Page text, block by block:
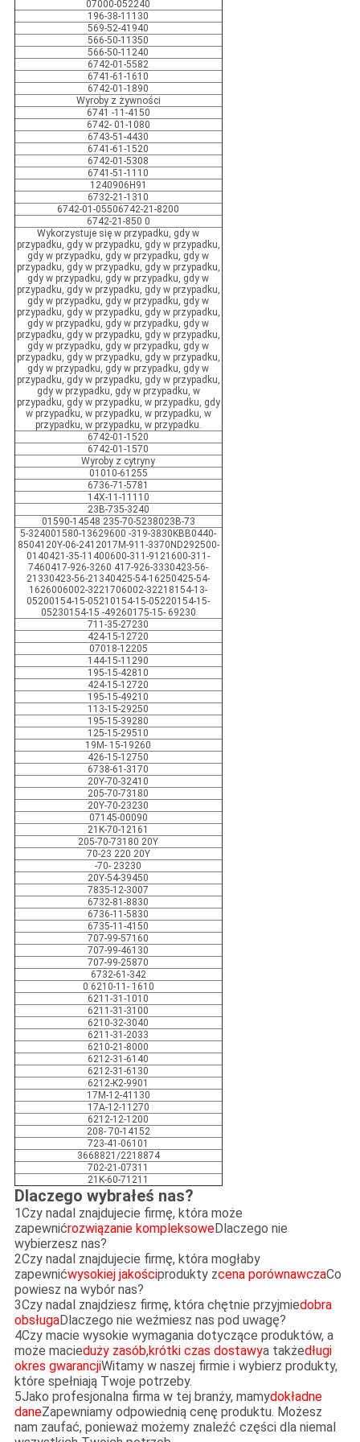
07000-052240
196-38-11130
569-52-41940
566-50-11350
566-50-11240
6742-01-5582
6741-61-1610
6742-01-1890
Wyroby z żywności
6741 -11-4150
6742- 01-1080
6743-51-4430
6741-61-1520
6742-01-5308
6741-51-1110
1240906H91
6732-21-1310
6742-01-05506742-21-8200
6742-21-850 0
Wykorzystuje się w przypadku, gdy w
przypadku, gdy w przypadku, gdy w przypadku,
gdy w przypadku, gdy w przypadku, gdy w
przypadku, gdy w przypadku, gdy w przypadku,
gdy w przypadku, gdy w przypadku, gdy w
przypadku, gdy w przypadku, gdy w przypadku,
gdy w przypadku, gdy w przypadku, gdy w
przypadku, gdy w przypadku, gdy w przypadku,
gdy w przypadku, gdy w przypadku, gdy w
przypadku, gdy w przypadku, gdy w przypadku,
gdy w przypadku, gdy w przypadku, gdy w
przypadku, gdy w przypadku, gdy w przypadku,
gdy w przypadku, gdy w przypadku, gdy w
przypadku, gdy w przypadku, gdy w przypadku,
gdy w przypadku, gdy w przypadku, w
przypadku, gdy w przypadku, w przypadku, gdy
w przypadku, w przypadku, w przypadku, w
przypadku, w przypadku, w przypadku.
6742-01-1520
6742-01-1570
Wyroby z cytryny
01010-61255
6736-71-5781
14X-11-11110
23B-735-3240
01590-14548 235-70-5238023B-73
5-324001580-13629600 -319-3830KBB0440-
8504120Y-06-2412017M-911-3370ND292500-
0140421-35-11400600-311-9121600-311-
7460417-926-3260 417-926-3330423-56-
21330423-56-21340425-54-16250425-54-
1626006002-3221706002-32218154-13-
05200154-15-05210154-15-05220154-15-
05230154-15 -49260175-15- 69230
711-35-27230
424-15-12720
07018-12205
144-15-11290
195-15-42810
424-15-12720
195-15-49210
113-15-29250
195-15-39280
125-15-29510
19M- 15-19260
426-15-12750
6738-61-3170
20Y-70-32410
205-70-73180
20Y-70-23230
07145-00090
21K-70-12161
205-70-73180 20Y
70-23 220 20Y
-70- 23230
20Y-54-39450
7835-12-3007
6732-81-8830
6736-11-5830
6735-11-4150
707-99-57160
707-99-46130
707-99-25870
6732-61-342
0 6210-11- 1610
6211-31-1010
6211-31-3100
6210-32-3040
6211-31-2033
6210-21-8000
6212-31-6140
6212-31-6130
6212-K2-9901
17M-12-41130
17A-12-11270
6212-12-1200
208- 70-14152
723-41-06101
3668821/2218874
702-21-07311
21K-60-71211
Dlaczego wybrałeś nas?
1Czy nadal znajdujecie firmę, która może
zapewnićrozwiązanie kompleksoweDlaczego nie
wybierzesz nas?
2Czy nadal znajdujecie firmę, która mogłaby
zapewnićwysokiej jakościprodukty zcena porównawczaCo
powiesz na wybór nas?
3Czy nadal znajdziesz firmę, która chętnie przyjmiedobra
obsługaDlaczego nie weźmiesz nas pod uwagę?
4Czy macie wysokie wymagania dotyczące produktów, a
może macieduży zasób,krótki czas dostawya takżedługi
okres gwarancjiWitamy w naszej firmie i wybierz produkty,
które spełniają Twoje potrzeby.
5Jako profesjonalna firma w tej branży, mamydokładne
daneZapewniamy odpowiednią cenę produktu. Możesz
nam zaufać, ponieważ możemy znaleźć części dla niemal